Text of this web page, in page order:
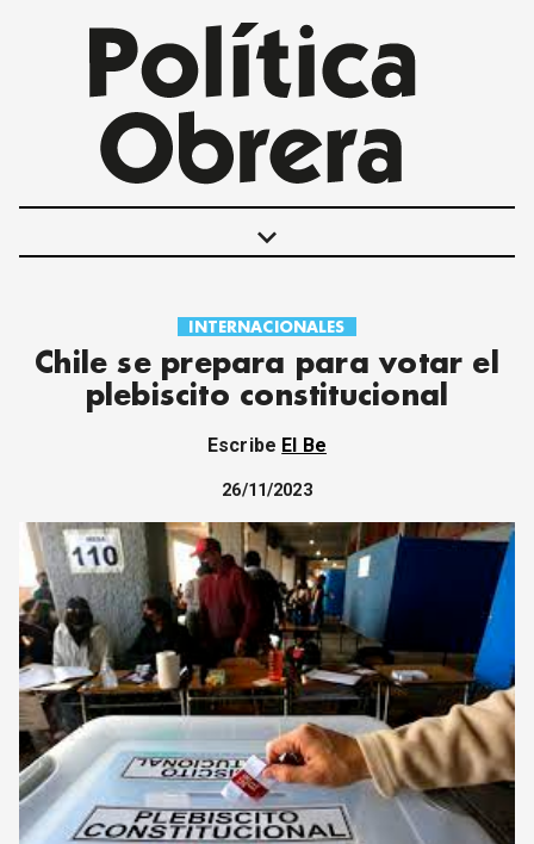
keyboard_arrow_down
POLÍTICAS
INTERNACIONALES
MOVIMIENTO OBRERO
ECONOMÍA
SOCIEDAD Y CULTURA
JUVENTUD
CORREO DE LECTORES
DEBATE
ARCHIVO
DECLARACIONES
OPINIÓN
ALTAMIRA RESPONDE
Política Obrera Revista
CONTACTO
INTERNACIONALES
Chile se prepara para votar el
plebiscito constitucional
Escribe El Be
26/11/2023